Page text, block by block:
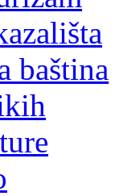
baština